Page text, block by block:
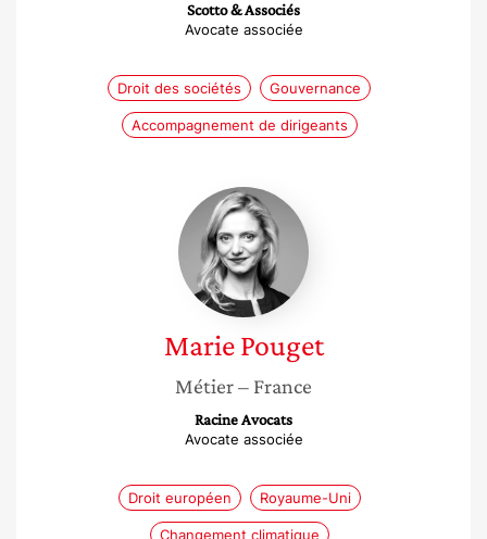
Scotto & Associés
Avocate associée
Droit des sociétés Gouvernance
Accompagnement de dirigeants
Marie
Pouget
Marie Pouget
Métier– France
Racine Avocats
Avocate associée
Droit européen Royaume-Uni
Changement climatique